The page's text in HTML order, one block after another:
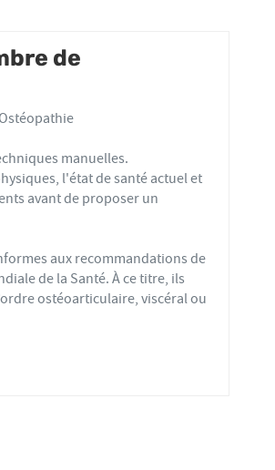
de
manuelles.
l'état de santé actuel et
avant de proposer un
aux recommandations de
de la Santé. À ce titre, ils
ostéoarticulaire, viscéral ou
ou manipulations des sphères